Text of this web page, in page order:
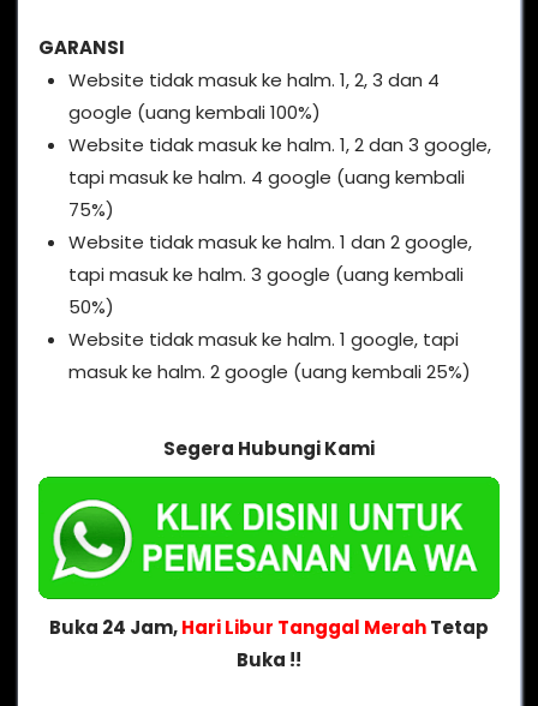
GARANSI
Website tidak masuk ke halm. 1, 2, 3 dan 4
google (uang kembali 100%)
Website tidak masuk ke halm. 1, 2 dan 3 google,
tapi masuk ke halm. 4 google (uang kembali
75%)
Website tidak masuk ke halm. 1 dan 2 google,
tapi masuk ke halm. 3 google (uang kembali
50%)
Website tidak masuk ke halm. 1 google, tapi
masuk ke halm. 2 google (uang kembali 25%)
Segera Hubungi Kami
Buka 24 Jam,Hari Libur Tanggal MerahTetap
Buka !!